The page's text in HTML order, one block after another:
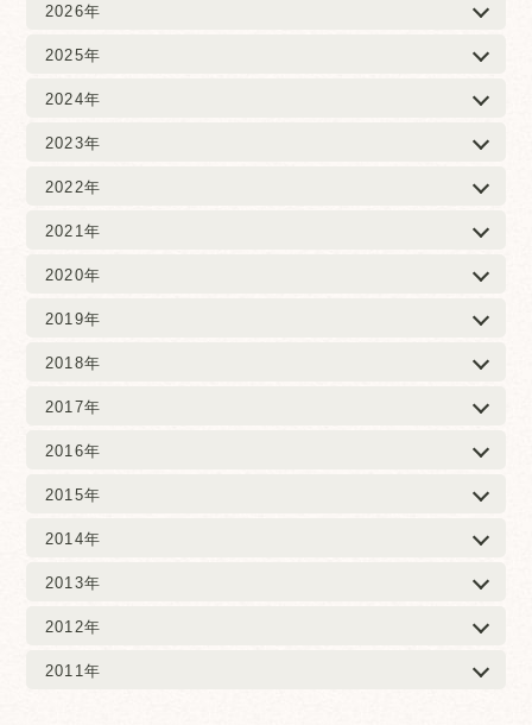
2026年
2025年
2024年
2023年
2022年
2021年
2020年
2019年
2018年
2017年
2016年
2015年
2014年
2013年
2012年
2011年